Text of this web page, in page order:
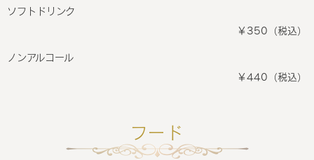
ソフトドリンク
￥350（税込）
ノンアルコール
￥440（税込）
フード